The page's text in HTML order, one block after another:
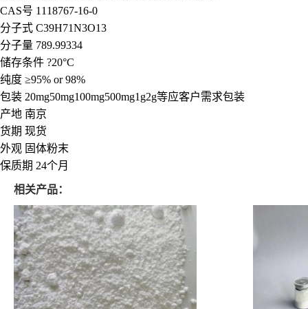
CAS号 1118767-16-0
分子式 C39H71N3O13
分子量 789.99334
储存条件 ?20°C
纯度 ≥95% or 98%
包装 20mg50mg100mg500mg1g2g等应客户需求包装
产地 南京
货期 现货
外观 固体粉末
保质期 24个月
相关产品：